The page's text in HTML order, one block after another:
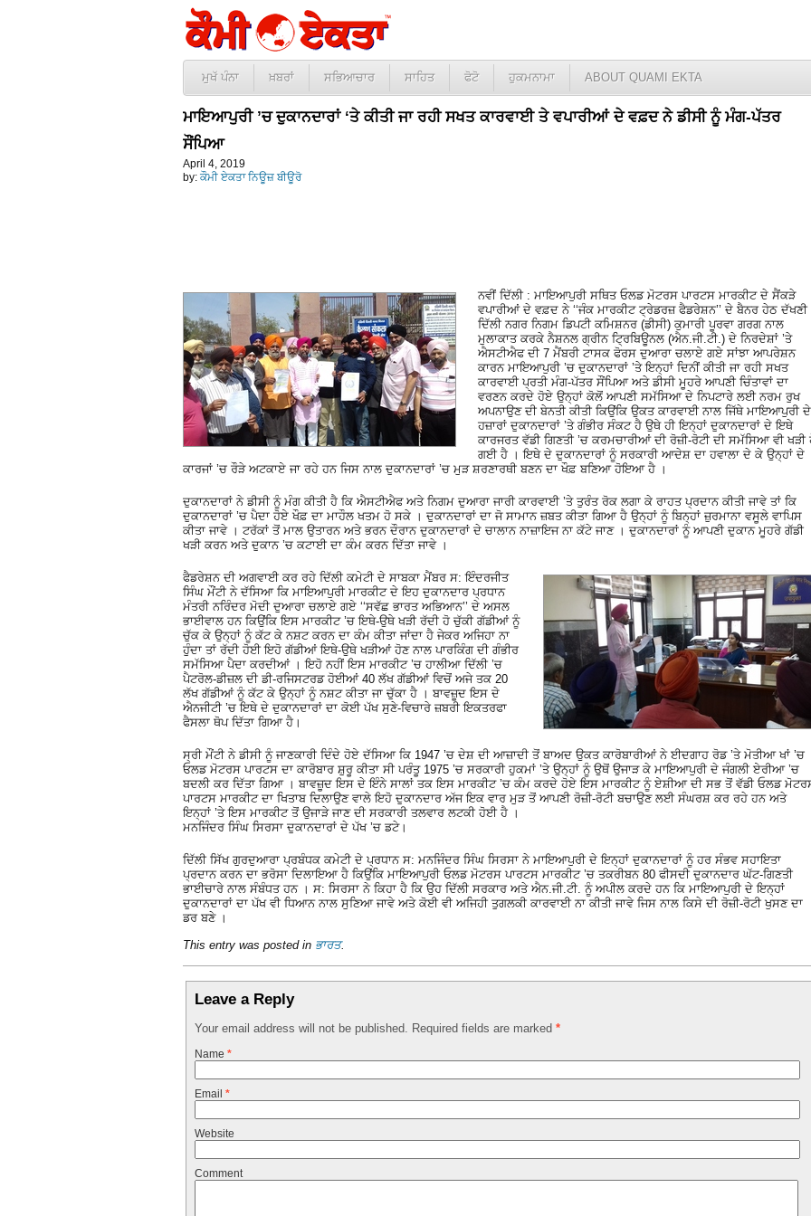
ਮੁਖੱ ਪੰਨਾ ਖ਼ਬਰਾਂ ਸਭਿਆਚਾਰ ਸਾਹਿਤ ਫੋਟੋ ਹੁਕਮਨਾਮਾ ABOUT QUAMI EKTA
ਮਾਇਆਪੁਰੀ ’ਚ ਦੁਕਾਨਦਾਰਾਂ ‘ਤੇ ਕੀਤੀ ਜਾ ਰਹੀ ਸਖਤ ਕਾਰਵਾਈ ਤੇ ਵਪਾਰੀਆਂ ਦੇ ਵਫ਼ਦ ਨੇ ਡੀਸੀ ਨੂੰ ਮੰਗ-ਪੱਤਰ
ਸੌਂਪਿਆ
April 4, 2019
by: ਕੌਮੀ ਏਕਤਾ ਨਿਊਜ਼ ਬੀਊਰੋ
ਨਵੀਂ ਦਿੱਲੀ : ਮਾਇਆਪੁਰੀ ਸਥਿਤ ਓਲਡ ਮੋਟਰਸ ਪਾਰਟਸ ਮਾਰਕੀਟ ਦੇ ਸੈਂਕੜੇ
ਵਪਾਰੀਆਂ ਦੇ ਵਫ਼ਦ ਨੇ ‘‘ਜੰਕ ਮਾਰਕੀਟ ਟ੍ਰੇਡਰਜ਼ ਫੈਡਰੇਸ਼ਨ’’ ਦੇ ਬੈਨਰ ਹੇਠ ਦੱਖਣੀ
ਦਿੱਲੀ ਨਗਰ ਨਿਗਮ ਡਿਪਟੀ ਕਮਿਸ਼ਨਰ (ਡੀਸੀ) ਕੁਮਾਰੀ ਪੂਰਵਾ ਗਰਗ ਨਾਲ
ਮੁਲਾਕਾਤ ਕਰਕੇ ਨੈਸ਼ਨਲ ਗ੍ਰੀਨ ਟ੍ਰਿਬਿਊਨਲ (ਐਨ.ਜੀ.ਟੀ.) ਦੇ ਨਿਰਦੇਸ਼ਾਂ ’ਤੇ
ਐਸਟੀਐਫ ਦੀ 7 ਮੈਂਬਰੀ ਟਾਸਕ ਫੋਰਸ ਦੁਆਰਾ ਚਲਾਏ ਗਏ ਸਾਂਝਾ ਆਪਰੇਸ਼ਨ
ਕਾਰਨ ਮਾਇਆਪੁਰੀ ’ਚ ਦੁਕਾਨਦਾਰਾਂ ’ਤੇ ਇਨ੍ਹਾਂ ਦਿਨੀਂ ਕੀਤੀ ਜਾ ਰਹੀ ਸਖਤ
ਕਾਰਵਾਈ ਪ੍ਰਤੀ ਮੰਗ-ਪੱਤਰ ਸੌਂਪਿਆ ਅਤੇ ਡੀਸੀ ਮੂਹਰੇ ਆਪਣੀ ਚਿੰਤਾਵਾਂ ਦਾ
ਵਰਣਨ ਕਰਦੇ ਹੋਏ ਉਨ੍ਹਾਂ ਕੋਲੋਂ ਆਪਣੀ ਸਮੱਸਿਆ ਦੇ ਨਿਪਟਾਰੇ ਲਈ ਨਰਮ ਰੁਖ
ਅਪਨਾਉਣ ਦੀ ਬੇਨਤੀ ਕੀਤੀ ਕਿਉਂਕਿ ਉਕਤ ਕਾਰਵਾਈ ਨਾਲ ਜਿੱਥੇ ਮਾਇਆਪੁਰੀ ਦੇ
ਹਜ਼ਾਰਾਂ ਦੁਕਾਨਦਾਰਾਂ ’ਤੇ ਗੰਭੀਰ ਸੰਕਟ ਹੈ ਉਥੇ ਹੀ ਇਨ੍ਹਾਂ ਦੁਕਾਨਦਾਰਾਂ ਦੇ ਇਥੇ
ਕਾਰਜਰਤ ਵੱਡੀ ਗਿਣਤੀ ’ਚ ਕਰਮਚਾਰੀਆਂ ਦੀ ਰੋਜ਼ੀ-ਰੋਟੀ ਦੀ ਸਮੱਸਿਆ ਵੀ ਖੜੀ
ਗਈ ਹੈ । ਇਥੇ ਦੇ ਦੁਕਾਨਦਾਰਾਂ ਨੂੰ ਸਰਕਾਰੀ ਆਦੇਸ਼ ਦਾ ਹਵਾਲਾ ਦੇ ਕੇ ਉਨ੍ਹਾਂ ਦੇ
ਕਾਰਜਾਂ ’ਚ ਰੌੜੇ ਅਟਕਾਏ ਜਾ ਰਹੇ ਹਨ ਜਿਸ ਨਾਲ ਦੁਕਾਨਦਾਰਾਂ ’ਚ ਮੁੜ ਸ਼ਰਣਾਰਥੀ ਬਣਨ ਦਾ ਖੌਫ਼ ਬਣਿਆ ਹੋਇਆ ਹੈ ।
ਦੁਕਾਨਦਾਰਾਂ ਨੇ ਡੀਸੀ ਨੂੰ ਮੰਗ ਕੀਤੀ ਹੈ ਕਿ ਐਸਟੀਐਫ ਅਤੇ ਨਿਗਮ ਦੁਆਰਾ ਜਾਰੀ ਕਾਰਵਾਈ ’ਤੇ ਤੁਰੰਤ ਰੋਕ ਲਗਾ ਕੇ ਰਾਹਤ ਪ੍ਰਦਾਨ ਕੀਤੀ ਜਾਵੇ ਤਾਂ ਕਿ
ਦੁਕਾਨਦਾਰਾਂ ’ਚ ਪੈਦਾ ਹੋਏ ਖੌਫ਼ ਦਾ ਮਾਹੌਲ ਖਤਮ ਹੋ ਸਕੇ । ਦੁਕਾਨਦਾਰਾਂ ਦਾ ਜੋ ਸਾਮਾਨ ਜ਼ਬਤ ਕੀਤਾ ਗਿਆ ਹੈ ਉਨ੍ਹਾਂ ਨੂੰ ਬਿਨ੍ਹਾਂ ਜ਼ੁਰਮਾਨਾ ਵਸੂਲੇ ਵਾਪਿਸ
ਕੀਤਾ ਜਾਵੇ । ਟਰੱਕਾਂ ਤੋਂ ਮਾਲ ਉਤਾਰਨ ਅਤੇ ਭਰਨ ਦੌਰਾਨ ਦੁਕਾਨਦਾਰਾਂ ਦੇ ਚਾਲਾਨ ਨਾਜ਼ਾਇਜ ਨਾ ਕੱਟੇ ਜਾਣ । ਦੁਕਾਨਦਾਰਾਂ ਨੂੰ ਆਪਣੀ ਦੁਕਾਨ ਮੂਹਰੇ ਗੱਡੀ
ਖੜੀ ਕਰਨ ਅਤੇ ਦੁਕਾਨ ’ਚ ਕਟਾਈ ਦਾ ਕੰਮ ਕਰਨ ਦਿੱਤਾ ਜਾਵੇ ।
ਫੈਡਰੇਸ਼ਨ ਦੀ ਅਗਵਾਈ ਕਰ ਰਹੇ ਦਿੱਲੀ ਕਮੇਟੀ ਦੇ ਸਾਬਕਾ ਮੈਂਬਰ ਸ: ਇੰਦਰਜੀਤ
ਸਿੰਘ ਮੌਂਟੀ ਨੇ ਦੱਸਿਆ ਕਿ ਮਾਇਆਪੁਰੀ ਮਾਰਕੀਟ ਦੇ ਇਹ ਦੁਕਾਨਦਾਰ ਪ੍ਰਧਾਨ
ਮੰਤਰੀ ਨਰਿੰਦਰ ਮੋਦੀ ਦੁਆਰਾ ਚਲਾਏ ਗਏ ‘‘ਸਵੱਛ ਭਾਰਤ ਅਭਿਆਨ’’ ਦੇ ਅਸਲ
ਭਾਈਵਾਲ ਹਨ ਕਿਉਂਕਿ ਇਸ ਮਾਰਕੀਟ ’ਚ ਇਥੇ-ਉਥੇ ਖੜੀ ਰੱਦੀ ਹੋ ਚੁੱਕੀ ਗੱਡੀਆਂ ਨੂੰ
ਚੁੱਕ ਕੇ ਉਨ੍ਹਾਂ ਨੂੰ ਕੱਟ ਕੇ ਨਸ਼ਟ ਕਰਨ ਦਾ ਕੰਮ ਕੀਤਾ ਜਾਂਦਾ ਹੈ ਜੇਕਰ ਅਜਿਹਾ ਨਾ
ਹੁੰਦਾ ਤਾਂ ਰੱਦੀ ਹੋਈ ਇਹੋ ਗੱਡੀਆਂ ਇਥੇ-ਉਥੇ ਖੜੀਆਂ ਹੋਣ ਨਾਲ ਪਾਰਕਿੰਗ ਦੀ ਗੰਭੀਰ
ਸਮੱਸਿਆ ਪੈਦਾ ਕਰਦੀਆਂ । ਇਹੋ ਨਹੀਂ ਇਸ ਮਾਰਕੀਟ ’ਚ ਹਾਲੀਆ ਦਿੱਲੀ ’ਚ
ਪੈਟਰੋਲ-ਡੀਜ਼ਲ ਦੀ ਡੀ-ਰਜਿਸਟਰਡ ਹੋਈਆਂ 40 ਲੱਖ ਗੱਡੀਆਂ ਵਿਚੋਂ ਅਜੇ ਤਕ 20
ਲੱਖ ਗੱਡੀਆਂ ਨੂੰ ਕੱਟ ਕੇ ਉਨ੍ਹਾਂ ਨੂੰ ਨਸ਼ਟ ਕੀਤਾ ਜਾ ਚੁੱਕਾ ਹੈ । ਬਾਵਜ਼ੂਦ ਇਸ ਦੇ
ਐਨਜੀਟੀ ’ਚ ਇਥੇ ਦੇ ਦੁਕਾਨਦਾਰਾਂ ਦਾ ਕੋਈ ਪੱਖ ਸੁਣੇ-ਵਿਚਾਰੇ ਜ਼ਬਰੀ ਇਕਤਰਫਾ
ਫੈਸਲਾ ਥੋਪ ਦਿੱਤਾ ਗਿਆ ਹੈ।
ਸ੍ਰੀ ਮੌਂਟੀ ਨੇ ਡੀਸੀ ਨੂੰ ਜਾਣਕਾਰੀ ਦਿੰਦੇ ਹੋਏ ਦੱਸਿਆ ਕਿ 1947 ’ਚ ਦੇਸ਼ ਦੀ ਆਜ਼ਾਦੀ ਤੋਂ ਬਾਅਦ ਉਕਤ ਕਾਰੋਬਾਰੀਆਂ ਨੇ ਈਦਗਾਹ ਰੋਡ ’ਤੇ ਮੋਤੀਆ ਖਾਂ ’ਚ
ਓਲਡ ਮੋਟਰਸ ਪਾਰਟਸ ਦਾ ਕਾਰੋਬਾਰ ਸ਼ੁਰੂ ਕੀਤਾ ਸੀ ਪਰੰਤੂ 1975 ’ਚ ਸਰਕਾਰੀ ਹੁਕਮਾਂ ’ਤੇ ਉਨ੍ਹਾਂ ਨੂੰ ਉਥੋਂ ਉਜਾੜ ਕੇ ਮਾਇਆਪੁਰੀ ਦੇ ਜੰਗਲੀ ਏਰੀਆ ’ਚ
ਬਦਲੀ ਕਰ ਦਿੱਤਾ ਗਿਆ । ਬਾਵਜ਼ੂਦ ਇਸ ਦੇ ਇੰਨੇ ਸਾਲਾਂ ਤਕ ਇਸ ਮਾਰਕੀਟ ’ਚ ਕੰਮ ਕਰਦੇ ਹੋਏ ਇਸ ਮਾਰਕੀਟ ਨੂੰ ਏਸ਼ੀਆ ਦੀ ਸਭ ਤੋਂ ਵੱਡੀ ਓਲਡ
ਪਾਰਟਸ ਮਾਰਕੀਟ ਦਾ ਖਿਤਾਬ ਦਿਲਾਉਣ ਵਾਲੇ ਇਹੋ ਦੁਕਾਨਦਾਰ ਅੱਜ ਇਕ ਵਾਰ ਮੁੜ ਤੋਂ ਆਪਣੀ ਰੋਜ਼ੀ-ਰੋਟੀ ਬਚਾਉਣ ਲਈ ਸੰਘਰਸ਼ ਕਰ ਰਹੇ ਹਨ ਅਤੇ
ਇਨ੍ਹਾਂ ’ਤੇ ਇਸ ਮਾਰਕੀਟ ਤੋਂ ਉਜਾੜੇ ਜਾਣ ਦੀ ਸਰਕਾਰੀ ਤਲਵਾਰ ਲਟਕੀ ਹੋਈ ਹੈ ।
ਮਨਜਿੰਦਰ ਸਿੰਘ ਸਿਰਸਾ ਦੁਕਾਨਦਾਰਾਂ ਦੇ ਪੱਖ ’ਚ ਡਟੇ।
ਦਿੱਲੀ ਸਿੱਖ ਗੁਰਦੁਆਰਾ ਪ੍ਰਬੰਧਕ ਕਮੇਟੀ ਦੇ ਪ੍ਰਧਾਨ ਸ: ਮਨਜਿੰਦਰ ਸਿੰਘ ਸਿਰਸਾ ਨੇ ਮਾਇਆਪੁਰੀ ਦੇ ਇਨ੍ਹਾਂ ਦੁਕਾਨਦਾਰਾਂ ਨੂੰ ਹਰ ਸੰਭਵ ਸਹਾਇਤਾ
ਪ੍ਰਦਾਨ ਕਰਨ ਦਾ ਭਰੋਸਾ ਦਿਲਾਇਆ ਹੈ ਕਿਉਂਕਿ ਮਾਇਆਪੁਰੀ ਓਲਡ ਮੋਟਰਸ ਪਾਰਟਸ ਮਾਰਕੀਟ ’ਚ ਤਕਰੀਬਨ 80 ਫੀਸਦੀ ਦੁਕਾਨਦਾਰ ਘੱਟ-ਗਿਣਤੀ
ਭਾਈਚਾਰੇ ਨਾਲ ਸੰਬੰਧਤ ਹਨ । ਸ: ਸਿਰਸਾ ਨੇ ਕਿਹਾ ਹੈ ਕਿ ਉਹ ਦਿੱਲੀ ਸਰਕਾਰ ਅਤੇ ਐਨ.ਜੀ.ਟੀ. ਨੂੰ ਅਪੀਲ ਕਰਦੇ ਹਨ ਕਿ ਮਾਇਆਪੁਰੀ ਦੇ ਇਨ੍ਹਾਂ
ਦੁਕਾਨਦਾਰਾਂ ਦਾ ਪੱਖ ਵੀ ਧਿਆਨ ਨਾਲ ਸੁਣਿਆ ਜਾਵੇ ਅਤੇ ਕੋਈ ਵੀ ਅਜਿਹੀ ਤੁਗਲਕੀ ਕਾਰਵਾਈ ਨਾ ਕੀਤੀ ਜਾਵੇ ਜਿਸ ਨਾਲ ਕਿਸੇ ਦੀ ਰੋਜ਼ੀ-ਰੋਟੀ ਖੁਸਣ ਦਾ
ਡਰ ਬਣੇ ।
This entry was posted in ਭਾਰਤ.
Leave a Reply
Your email address will not be published. Required fields are marked *
Name *
Email *
Website
Comment